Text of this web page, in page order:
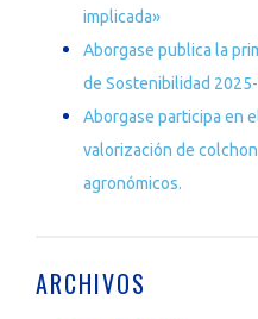
implicada»
Aborgase publica la
de Sostenibilidad
Aborgase participa en
valorización de
agronómicos.
ARCHIVOS